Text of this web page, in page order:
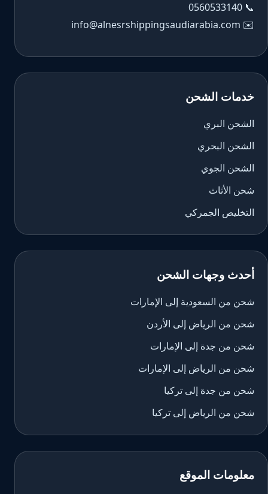
📞
0560533140
✉️
info@alnesrshippingsaudiarabia.com
خدمات الشحن
الشحن البري
الشحن البحري
الشحن الجوي
شحن الأثاث
التخليص الجمركي
أحدث وجهات الشحن
شحن من السعودية إلى الإمارات
شحن من الرياض إلى الأردن
شحن من جدة إلى الإمارات
شحن من الرياض إلى الإمارات
شحن من جدة إلى تركيا
شحن من الرياض إلى تركيا
معلومات الموقع